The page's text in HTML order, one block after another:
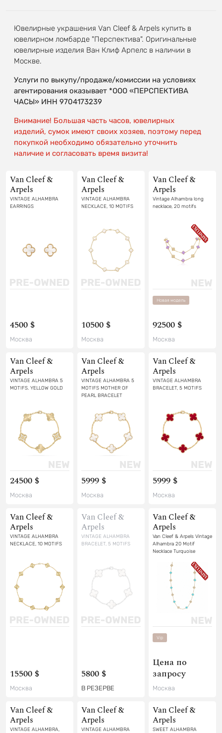
Ювелирные украшения Van Cleef & Arpels купить в
ювелирном ломбарде "Перспектива". Оригинальные
ювелирные изделия Ван Клиф Арпелс в наличии в
Москве.
Услуги по выкупу/продаже/комиссии на условиях
агентирования оказывает *ООО «ПЕРСПЕКТИВА
ЧАСЫ» ИНН 9704173239
Внимание! Большая часть часов, ювелирных
изделий, сумок имеют своих хозяев, поэтому перед
покупкой необходимо обязательно уточнить
наличие и согласовать время визита!
Van Cleef &
Arpels
VINTAGE ALHAMBRA
EARRINGS
4500 $
Москва
Van Cleef &
Arpels
VINTAGE ALHAMBRA
NECKLACE, 10 MOTIFS
10500 $
Москва
Van Cleef &
Arpels
Vintage Alhambra long
necklace, 20 motifs
Новая модель
92500 $
Москва
Van Cleef &
Arpels
VINTAGE ALHAMBRA 5
MOTIFS. YELLOW GOLD
24500 $
Москва
Van Cleef &
Arpels
VINTAGE ALHAMBRA 5
MOTIFS MOTHER OF
PEARL BRACELET
5999 $
Москва
Van Cleef &
Arpels
VINTAGE ALHAMBRA
BRACELET, 5 MOTIFS
5999 $
Москва
Van Cleef &
Arpels
VINTAGE ALHAMBRA
NECKLACE, 10 MOTIFS
15500 $
Москва
Van Cleef &
Arpels
VINTAGE ALHAMBRA
BRACELET, 5 MOTIFS
5800 $
В РЕЗЕРВЕ
Van Cleef &
Arpels
Van Cleef & Arpels Vintage
Alhambra 20 Motif
Necklace Turquoise
Gold Hardware
Vip
Цена по
запросу
Москва
Van Cleef &
Arpels
VINTAGE ALHAMBRA,
Van Cleef &
Arpels
VINTAGE ALHAMBRA
Van Cleef &
Arpels
SWEET ALHAMBRA